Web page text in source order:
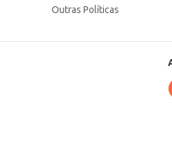
Outras Políticas